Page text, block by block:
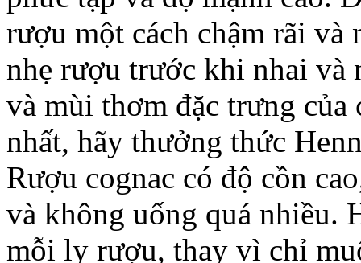
rượu một cách chậm rãi và
nhẹ rượu trước khi nhai và
và mùi thơm đặc trưng của
nhất, hãy thưởng thức
Rượu cognac có độ cồn
và không uống quá nhiều.
mỗi ly rượu, thay vì chỉ